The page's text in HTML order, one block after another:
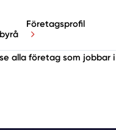
Företagsprofil
alla företag som jobbar i